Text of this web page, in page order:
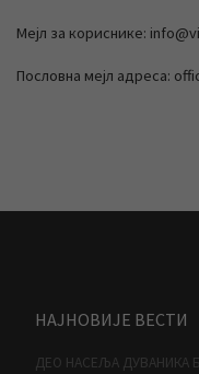
Мејл за кориснике:
Пословна мејл адреса:
НАЈНОВИЈЕ ВЕСТИ
ДЕО НАСЕЉА ДУВАНИКА